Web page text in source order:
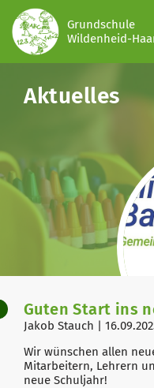
Grundschule
Wildenheid-
Aktuelles
Guten Start ins
Jakob Stauch |
Wir wünschen allen
Mitarbeitern, Lehrern
neue Schuljahr!